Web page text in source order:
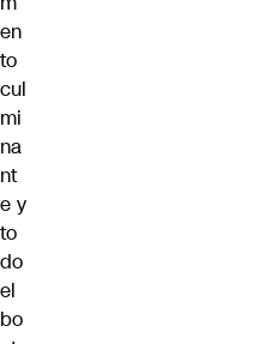
en
to
cul
mi
na
nt
e y
to
do
el
bo